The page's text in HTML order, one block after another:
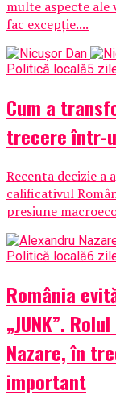
multe aspecte
fac excepție....
Politică locală5
Cum a
trecere într-
Recenta decizie a
calificativul
presiune
Politică locală6
România
„JUNK”.
Nazare, în
important